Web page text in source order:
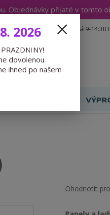
Objednávky přijaté v tomto
Hledat
866 913 Po-Čt 9-15:30 Pá 9-14:30
Ohodnotit
2026
dovolenou.
ihned po našem